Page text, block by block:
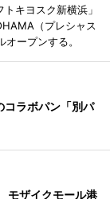
キヨスク新横浜」
（プレシャス
ープンする。
コラボパン「別パ
モザイクモール港